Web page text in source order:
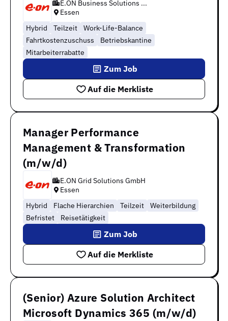
E.ON Business Solutions ...
Essen
Hybrid
Teilzeit
Work-Life-Balance
Fahrtkostenzuschuss
Betriebskantine
Mitarbeiterrabatte
Auf die Merkliste
Zum Job
Manager Performance
Management & Transformation
(m/w/d)
E.ON Grid Solutions GmbH
Essen
Hybrid
Flache Hierarchien Teilzeit
Weiterbildung
Befristet
Reisetätigkeit
Auf die Merkliste
Zum Job
(Senior) Azure Solution Architect
Microsoft Dynamics 365 (m/w/d)